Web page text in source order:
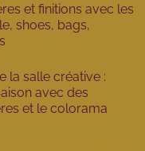
et finitions avec les
shoes, bags,
la salle créative :
avec des
et le colorama